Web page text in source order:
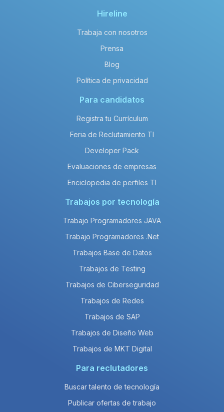
Hireline
Trabaja con nosotros
Prensa
Blog
Política de privacidad
Para candidatos
Registra tu Currículum
Feria de Reclutamiento TI
Developer Pack
Evaluaciones de empresas
Enciclopedia de perfiles TI
Trabajos por tecnología
Trabajo Programadores JAVA
Trabajo Programadores .Net
Trabajos Base de Datos
Trabajos de Testing
Trabajos de Ciberseguridad
Trabajos de Redes
Trabajos de SAP
Trabajos de Diseño Web
Trabajos de MKT Digital
Para reclutadores
Buscar talento de tecnología
Publicar ofertas de trabajo